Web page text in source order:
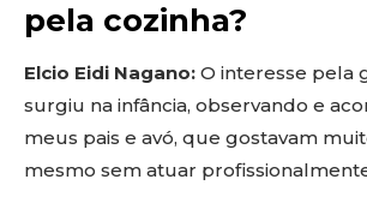
pela cozinha?
Elcio Eidi Nagano: O interesse pela
surgiu na infância, observando e
meus pais e avó, que gostavam
mesmo sem atuar